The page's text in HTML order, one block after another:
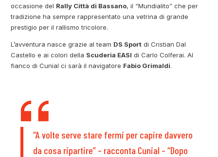
occasione del Rally Città di Bassano, il “Mundialito” che per
tradizione ha sempre rappresentato una vetrina di grande
prestigio per il rallismo tricolore.
L’avventura nasce grazie al team DS Sport di Cristian Dal
Castello e ai colori della Scuderia EASI di Carlo Colferai. Al
fianco di Cunial ci sarà il navigatore Fabio Grimaldi.
“A volte serve stare fermi per capire davvero
da cosa ripartire” – racconta Cunial – “Dopo